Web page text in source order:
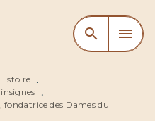
CONTENU
search menu
Histoire •
•
des Dames du